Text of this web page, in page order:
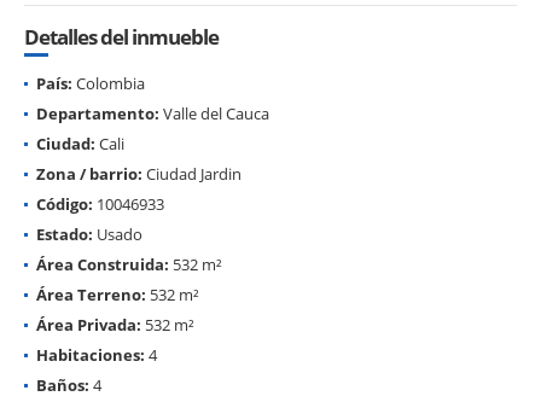
Detalles del inmueble
País: Colombia
Departamento: Valle del Cauca
Ciudad: Cali
Zona / barrio: Ciudad Jardin
Código: 10046933
Estado: Usado
Área Construida: 532 m²
Área Terreno: 532 m²
Área Privada: 532 m²
Habitaciones: 4
Baños: 4